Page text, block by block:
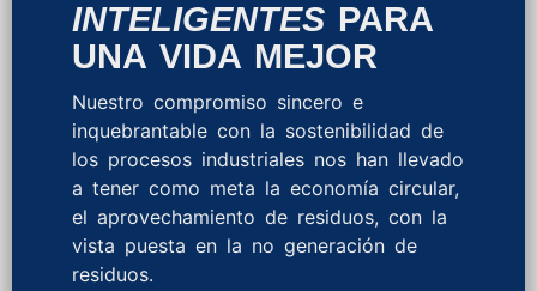
INTELIGENTES PARA
UNA VIDA MEJOR
Nuestro compromiso sincero e
inquebrantable con la sostenibilidad de
los procesos industriales nos han llevado
a tener como meta la economía circular,
el aprovechamiento de residuos, con la
vista puesta en la no generación de
residuos.